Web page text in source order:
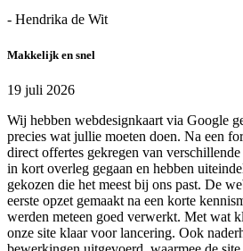
- Hendrika de Wit
Makkelijk en snel
19 juli 2026
Wij hebben webdesignkaart via Google
precies wat jullie moeten doen. Na een
direct offertes gekregen van
in kort overleg gegaan en hebben
gekozen die het meest bij ons past. De
eerste opzet gemaakt na een korte
werden meteen goed verwerkt. Met wat
onze site klaar voor lancering. Ook